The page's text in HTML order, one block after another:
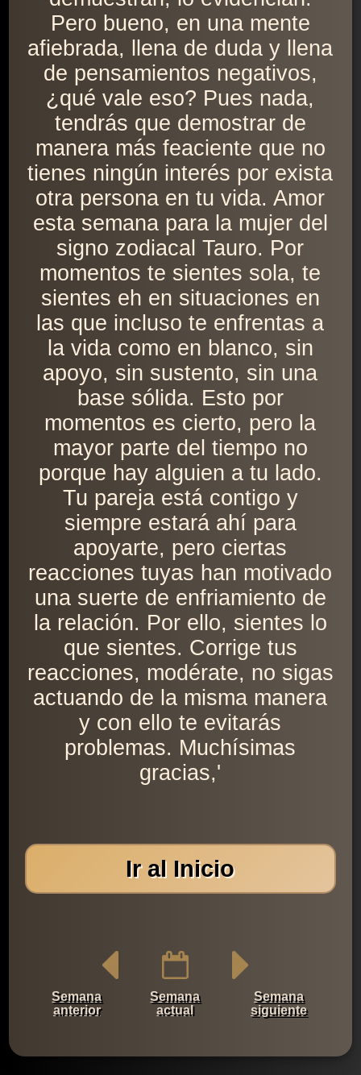
Pero bueno, en una mente
afiebrada, llena de duda y llena
de pensamientos negativos,
¿qué vale eso? Pues nada,
tendrás que demostrar de
manera más feaciente que no
tienes ningún interés por exista
otra persona en tu vida. Amor
esta semana para la mujer del
signo zodiacal Tauro. Por
momentos te sientes sola, te
sientes eh en situaciones en
las que incluso te enfrentas a
la vida como en blanco, sin
apoyo, sin sustento, sin una
base sólida. Esto por
momentos es cierto, pero la
mayor parte del tiempo no
porque hay alguien a tu lado.
Tu pareja está contigo y
siempre estará ahí para
apoyarte, pero ciertas
reacciones tuyas han motivado
una suerte de enfriamiento de
la relación. Por ello, sientes lo
que sientes. Corrige tus
reacciones, modérate, no sigas
actuando de la misma manera
y con ello te evitarás
problemas. Muchísimas
gracias,'
Ir al Inicio
Semana
anterior
Semana
actual
Semana
siguiente